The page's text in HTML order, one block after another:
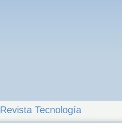
Revista Tecnología